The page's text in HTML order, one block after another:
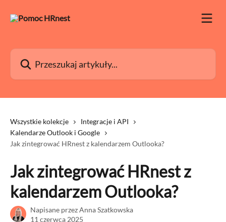
Przeszukaj artykuły...
Wszystkie kolekcje
Integracje i API
Kalendarze Outlook i Google
Jak zintegrować HRnest z kalendarzem Outlooka?
Jak zintegrować HRnest z
kalendarzem Outlooka?
Napisane przezAnna Szatkowska
11 czerwca 2025